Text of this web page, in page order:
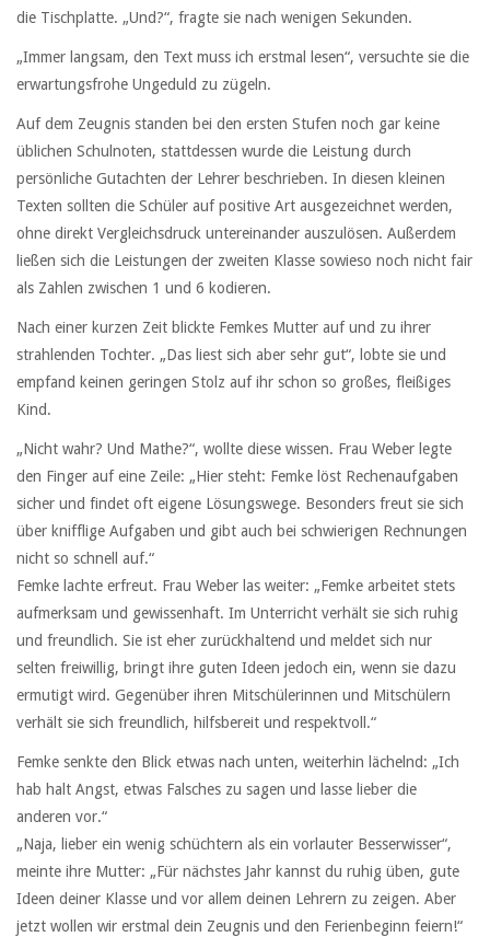
die Tischplatte. „Und?“, fragte sie nach wenigen Sekunden.
„Immer langsam, den Text muss ich erstmal lesen“, versuchte sie die
erwartungsfrohe Ungeduld zu zügeln.
Auf dem Zeugnis standen bei den ersten Stufen noch gar keine
üblichen Schulnoten, stattdessen wurde die Leistung durch
persönliche Gutachten der Lehrer beschrieben. In diesen kleinen
Texten sollten die Schüler auf positive Art ausgezeichnet werden,
ohne direkt Vergleichsdruck untereinander auszulösen. Außerdem
ließen sich die Leistungen der zweiten Klasse sowieso noch nicht fair
als Zahlen zwischen 1 und 6 kodieren.
Nach einer kurzen Zeit blickte Femkes Mutter auf und zu ihrer
strahlenden Tochter. „Das liest sich aber sehr gut“, lobte sie und
empfand keinen geringen Stolz auf ihr schon so großes, fleißiges
Kind.
„Nicht wahr? Und Mathe?“, wollte diese wissen. Frau Weber legte
den Finger auf eine Zeile: „Hier steht: Femke löst Rechenaufgaben
sicher und findet oft eigene Lösungswege. Besonders freut sie sich
über knifflige Aufgaben und gibt auch bei schwierigen Rechnungen
nicht so schnell auf.“
Femke lachte erfreut. Frau Weber las weiter: „Femke arbeitet stets
aufmerksam und gewissenhaft. Im Unterricht verhält sie sich ruhig
und freundlich. Sie ist eher zurückhaltend und meldet sich nur
selten freiwillig, bringt ihre guten Ideen jedoch ein, wenn sie dazu
ermutigt wird. Gegenüber ihren Mitschülerinnen und Mitschülern
verhält sie sich freundlich, hilfsbereit und respektvoll.“
Femke senkte den Blick etwas nach unten, weiterhin lächelnd: „Ich
hab halt Angst, etwas Falsches zu sagen und lasse lieber die
anderen vor.“
„Naja, lieber ein wenig schüchtern als ein vorlauter Besserwisser“,
meinte ihre Mutter: „Für nächstes Jahr kannst du ruhig üben, gute
Ideen deiner Klasse und vor allem deinen Lehrern zu zeigen. Aber
jetzt wollen wir erstmal dein Zeugnis und den Ferienbeginn feiern!“